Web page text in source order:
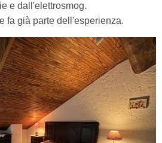
e dall'elettrosmog.
fa già parte dell'esperienza.